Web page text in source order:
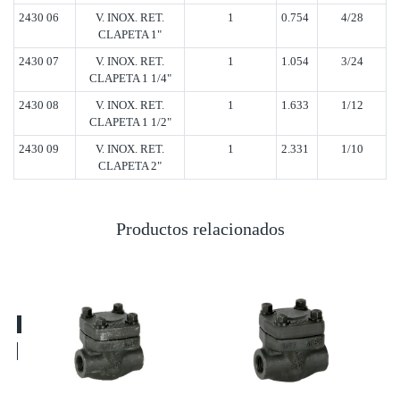
2430 06
V. INOX. RET.
CLAPETA 1"
1 0.754 4/28
2430 07
V. INOX. RET.
CLAPETA 1 1/4"
1 1.054 3/24
2430 08
V. INOX. RET.
CLAPETA 1 1/2"
1 1.633 1/12
2430 09
V. INOX. RET.
CLAPETA 2"
1 2.331 1/10
Productos relacionados